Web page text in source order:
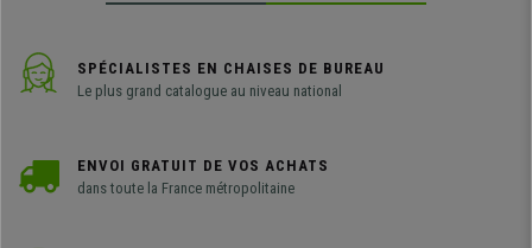
SPÉCIALISTES EN CHAISES DE BUREAU
Le plus grand catalogue au niveau national
ENVOI GRATUIT DE VOS ACHATS
dans toute la France métropolitaine